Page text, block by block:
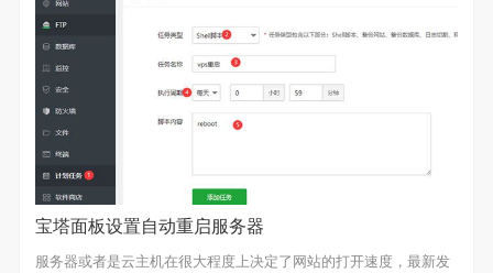
宝塔面板设置自动重启服务器
服务器或者是云主机在很大程度上决定了网站的打开速度，最新发